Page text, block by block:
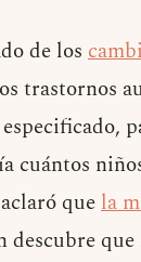
de los
trastornos
cuántos
quela